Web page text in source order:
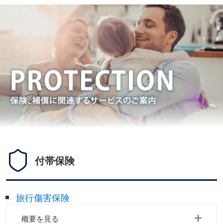
付帯保険
旅行傷害保険
概要を見る